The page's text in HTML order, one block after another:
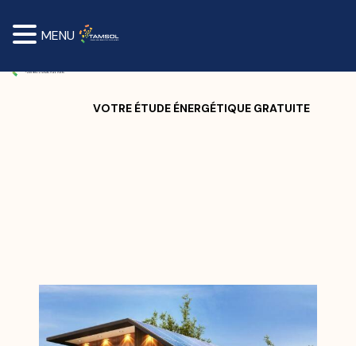
VOTRE ÉTUDE ÉNERGÉTIQUE GRATUITE
MENU